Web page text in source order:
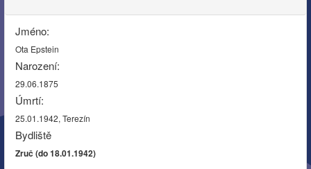
Jméno:
Ota Epstein
Narození:
29.06.1875
Úmrtí:
25.01.1942, Terezín
Bydliště
Zruč (do 18.01.1942)